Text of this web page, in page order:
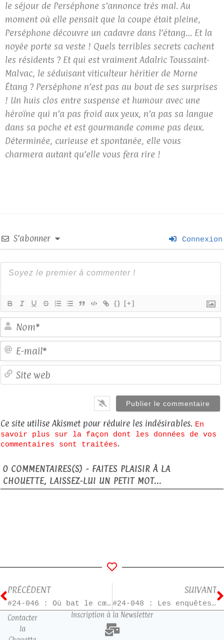
le séjour de Perséphone s’annonce très mal. Au
moment où elle pensait que la coupe était pleine,
Perséphone découvre un cadavre dans l’étang… Et la
noyée porte sa veste ! Quels terribles secrets cachent
les résidents ? Et qui est vraiment Adalric Toussaint-
Malvac, le séduisant viticulteur héritier de Morne
Étang ? Perséphone n’est pas au bout de ses surprises
! Un huis clos entre suspense et humour avec une
héroïne qui n’a pas froid aux yeux, n’a pas sa langue
dans sa poche et est gourmande comme pas deux.
Déterminée, curieuse et spontanée, elle vous
charmera autant qu’elle vous fera rire !
S’abonner Connexion
{} [+]
Ce site utilise Akismet pour réduire les indésirables. En
savoir plus sur la façon dont les données de vos
commentaires sont traitées.
0 COMMENTAIRES(S) - FAITES PLAISIR À LA
CHOUETTE, LAISSEZ-LUI UN PETIT MOT...
PRÉCÉDENT
#24-046 : Où bat le cœur du monde
SUIVANT
#24-048 : Les enquêtes de Perséphone – T2
Contacter
la
Inscription à la Newsletter